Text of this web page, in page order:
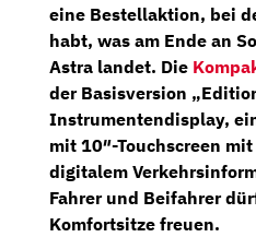
eine Bestellaktion, bei
habt, was am Ende an
Astra landet. Die
der Basisversion
Instrumentendisplay,
mit 10″-Touchscreen mit
digitalem
Fahrer und Beifahrer
Komfortsitze freuen.